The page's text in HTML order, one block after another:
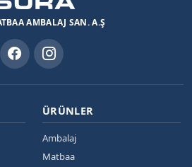
AMBALAJ SAN. A.Ş
ÜRÜNLER
Ambalaj
Matbaa